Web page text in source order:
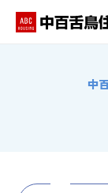
住宅会社・ハウ
中